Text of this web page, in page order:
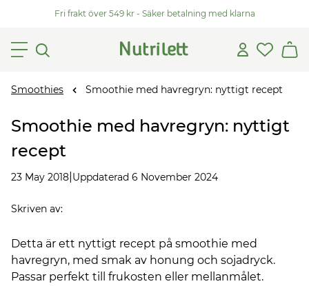
Fri frakt över 549 kr - Säker betalning med klarna
Smoothies Smoothie med havregryn: nyttigt recept
Smoothie med havregryn: nyttigt
recept
23 May 2018 Uppdaterad 6 November 2024
Skriven av:
Detta är ett nyttigt recept på smoothie med
havregryn, med smak av honung och sojadryck.
Passar perfekt till frukosten eller mellanmålet.